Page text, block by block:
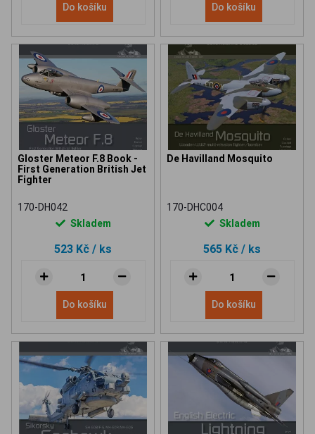
Do košíku Do košíku
Gloster Meteor F.8 Book -
First Generation British Jet
Fighter
170-DH042
Skladem
523 Kč / ks
Do košíku
De Havilland Mosquito
170-DHC004
Skladem
565 Kč / ks
Do košíku